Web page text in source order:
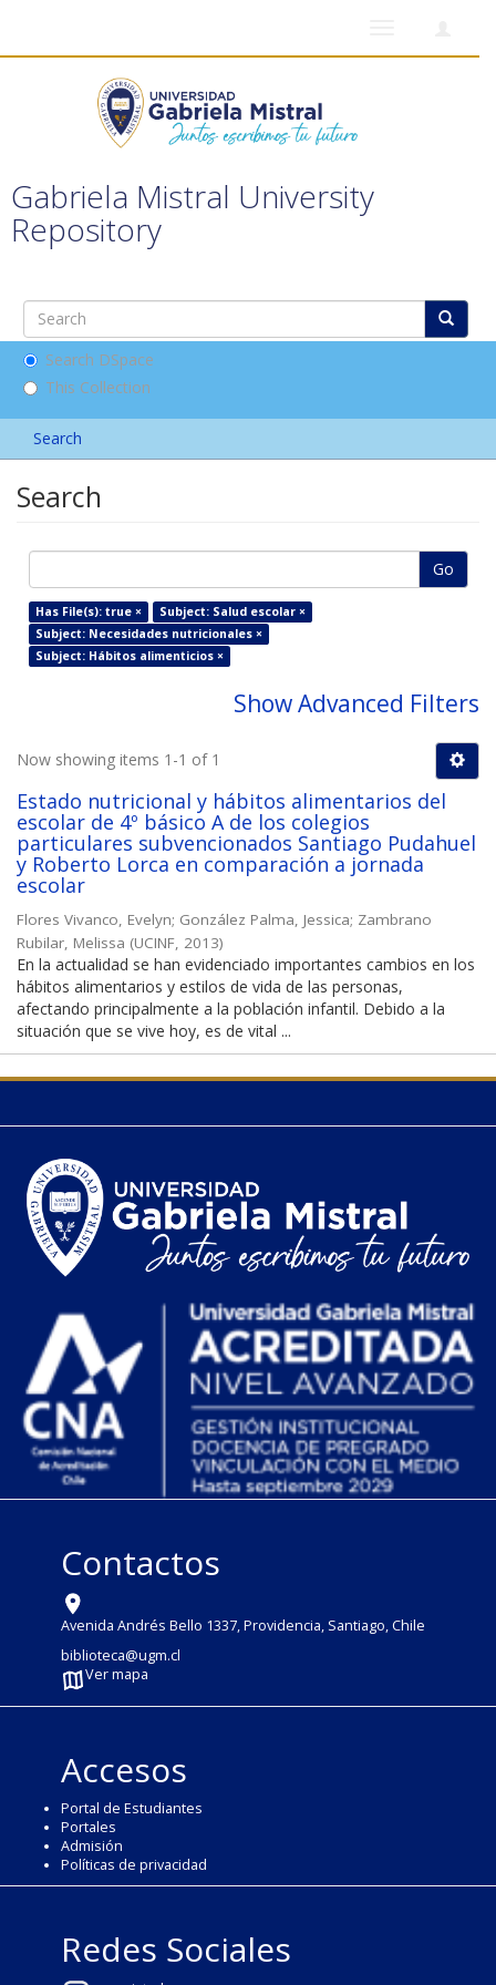
Gabriela Mistral University
Repository
Search DSpace
This Collection
Search
Search
Go
Has File(s): true ×
Subject: Salud escolar ×
Subject: Necesidades nutricionales ×
Subject: Hábitos alimenticios ×
Show Advanced Filters
Now showing items 1-1 of 1
Estado nutricional y hábitos alimentarios del
escolar de 4º básico A de los colegios
particulares subvencionados Santiago Pudahuel
y Roberto Lorca en comparación a jornada
escolar
Flores Vivanco, Evelyn; González Palma, Jessica; Zambrano
Rubilar, Melissa (UCINF, 2013)
En la actualidad se han evidenciado importantes cambios en los
hábitos alimentarios y estilos de vida de las personas,
afectando principalmente a la población infantil. Debido a la
situación que se vive hoy, es de vital ...
Contactos
Avenida Andrés Bello 1337, Providencia, Santiago, Chile
biblioteca@ugm.cl
Ver mapa
Accesos
Portal de Estudiantes
Portales
Admisión
Políticas de privacidad
Redes Sociales